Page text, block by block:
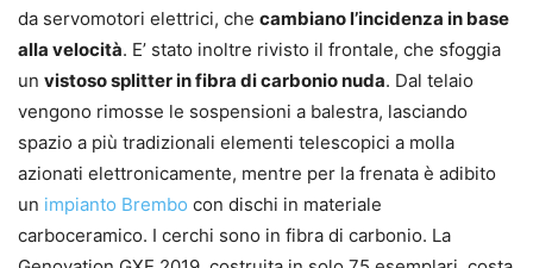
da servomotori elettrici, che cambiano l’incidenza in base
alla velocità. E’ stato inoltre rivisto il frontale, che sfoggia
un vistoso splitter in fibra di carbonio nuda. Dal telaio
vengono rimosse le sospensioni a balestra, lasciando
spazio a più tradizionali elementi telescopici a molla
azionati elettronicamente, mentre per la frenata è adibito
un impianto Brembo con dischi in materiale
carboceramico. I cerchi sono in fibra di carbonio. La